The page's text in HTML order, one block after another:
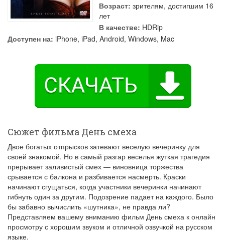
Возраст: зрителям, достигшим 16
лет
В качестве: HDRip
Доступен на: iPhone, iPad, Android, Windows, Mac
Сюжет фильма День смеха
Двое богатых отпрысков затевают веселую вечеринку для
своей знакомой. Но в самый разгар веселья жуткая трагедия
прерывает заливистый смех — виновница торжества
срывается с балкона и разбивается насмерть. Краски
начинают сгущаться, когда участники вечеринки начинают
гибнуть один за другим. Подозрение падает на каждого. Было
бы забавно вычислить «шутника», не правда ли?
Представляем вашему вниманию фильм День смеха к онлайн
просмотру с хорошим звуком и отличной озвучкой на русском
языке.